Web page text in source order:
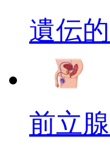
遺伝
前立